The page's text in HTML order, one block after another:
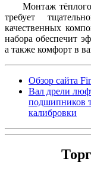
Монтаж
требует
качественных
набора обеспечит
а также комфорт в
Обзор сайта
Вал дрели
подшипников
калибровки